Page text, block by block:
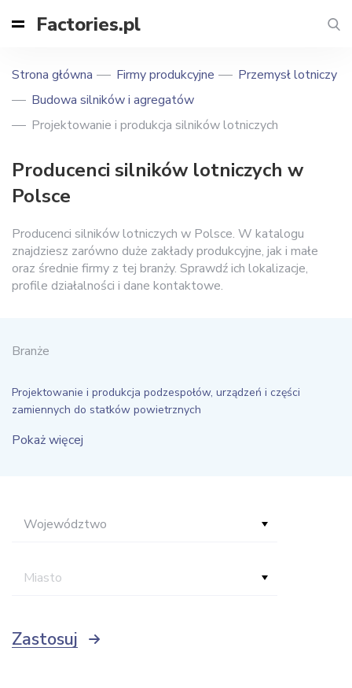
Factories.pl
Strona główna Firmy produkcyjne
Przemysł lotniczy
Budowa silników i agregatów
Projektowanie i produkcja silników lotniczych
Producenci silników lotniczych w
Polsce
Producenci silników lotniczych w Polsce. W katalogu
znajdziesz zarówno duże zakłady produkcyjne, jak i małe
oraz średnie firmy z tej branży. Sprawdź ich lokalizacje,
profile działalności i dane kontaktowe.
Branże
Projektowanie i produkcja podzespołów, urządzeń i części
zamiennych do statków powietrznych
Pokaż więcej
Województwo
Miasto
Zastosuj